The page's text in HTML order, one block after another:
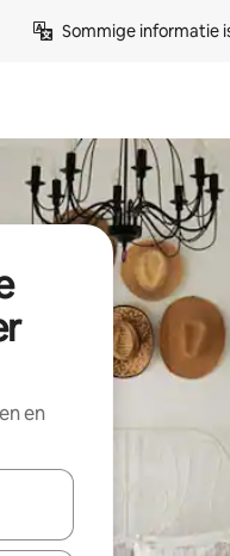
Sommige informatie
en
je een keuze met je de